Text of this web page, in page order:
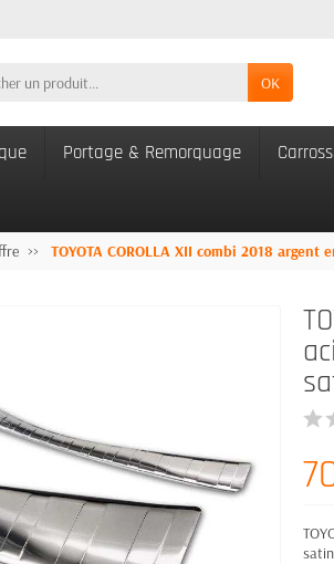
OK
Portage & Remorquage
TOYOTA COROLLA XII combi 2018